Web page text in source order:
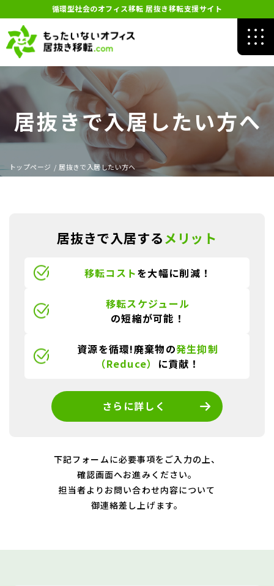
循環型社会のオフィス移転 居抜き移転支援サイト
居抜きで入居したい方へ
トップページ / 居抜きで入居したい方へ
居抜きで入居するメリット
移転コストを大幅に削減！
移転スケジュール
の短縮が可能！
資源を循環!廃棄物の発生抑制
（Reduce）
に貢献！
さらに詳しく
下記フォームに必要事項をご入力の上、
確認画面へお進みください。
担当者よりお問い合わせ内容について
御連絡差し上げます。